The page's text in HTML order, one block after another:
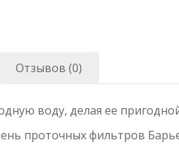
Отзывов (0)
воду, делая ее
проточных фильтров